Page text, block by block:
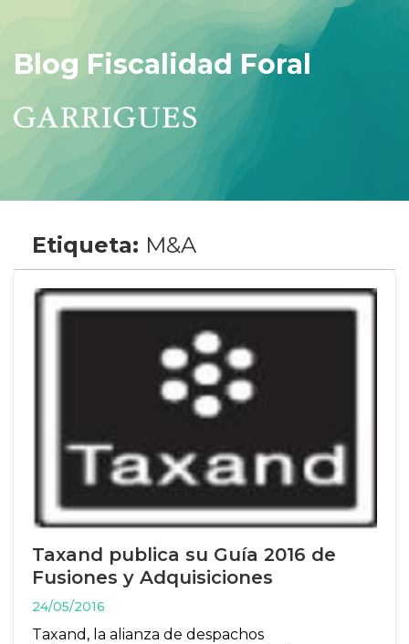
Blog Fiscalidad Foral
Etiqueta: M&A
Taxand publica su Guía 2016 de
Fusiones y Adquisiciones
24/05/2016
Taxand, la alianza de despachos